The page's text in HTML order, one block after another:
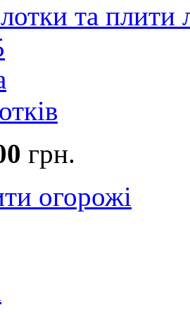
та плити
грн.
огорожі